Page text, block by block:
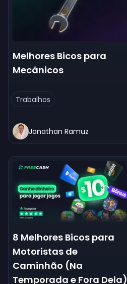
Melhores Bicos para
Mecânicos
Trabalhos
Jonathan Ramuz
8 Melhores Bicos para
Motoristas de
Caminhão (Na
Temporada e Fora Dela)